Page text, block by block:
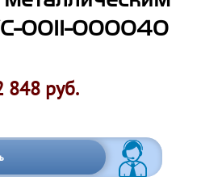
0011-000040
848 руб.